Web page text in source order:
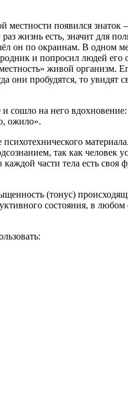
местности появился
жизнь есть, значит для
он по окраинам. В одном
и попросил людей его
живой организм.
они пробудятся, то увидят
на него
ожило».
так как человек
части тела есть
(тонус)
состояния, в любом